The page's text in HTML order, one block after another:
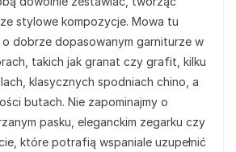
stylowe kompozycje. Mowa tu
dobrze dopasowanym garniturze w
takich jak granat czy grafit, kilku
klasycznych spodniach chino, a
butach. Nie zapominajmy o
pasku, eleganckim zegarku czy
które potrafią wspaniale uzupełnić